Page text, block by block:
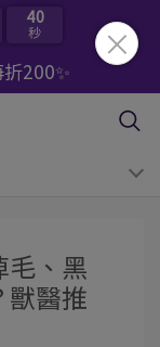
39
秒
200✨
毛、黑
獸醫推